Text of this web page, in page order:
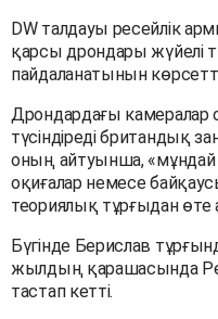
DW талдауы ресейлік
қарсы дрондары жүйелі
пайдаланатынын
Дрондардағы камералар
түсіндіреді британдық
оның айтуынша,
оқиғалар немесе
теориялық тұрғыдан өте
Бүгінде Берислав
жылдың қарашасында
тастап кетті.